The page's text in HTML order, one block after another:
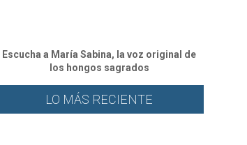
Escucha a María Sabina, la voz original de
los hongos sagrados
LO MÁS RECIENTE